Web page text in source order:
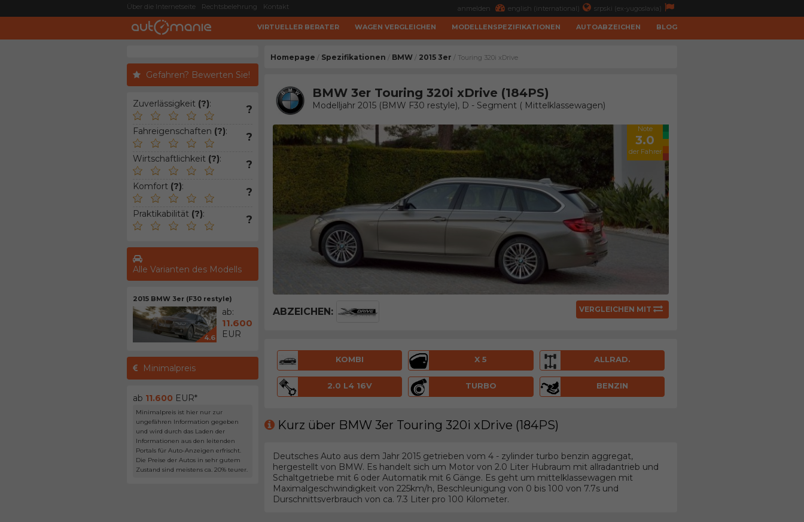
Über die Internetseite Rechtsbelehrung Kontakt anmelden english (international) srpski (ex-yugoslavia)
VIRTUELLER BERATER WAGEN VERGLEICHEN MODELLENSPEZIFIKATIONEN AUTOABZEICHEN BLOG
Gefahren? Bewerten Sie!
Zuverlässigkeit (?): ?
Fahreigenschaften (?): ?
Wirtschaftlichkeit (?): ?
Komfort (?): ?
Praktikabilität (?): ?
Alle Varianten des Modells
2015 BMW 3er (F30 restyle)
4.6
ab:
11.600
EUR
Minimalpreis
ab 11.600 EUR*
Minimalpreis ist hier nur zur
ungefähren Information gegeben
und wird durch das Laden der
Informationen aus den leitenden
Portals für Auto-Anzeigen erfrischt.
Die Preise der Autos in sehr gutem
Zustand sind meistens ca. 20% teurer.
Homepage / Spezifikationen / BMW / 2015 3er / Touring 320i xDrive
BMW 3er Touring 320i xDrive (184PS)
Modelljahr 2015 (BMW F30 restyle), D - Segment ( Mittelklassewagen)
Note
3.0
der Fahrer
ABZEICHEN: VERGLEICHEN MIT
KOMBI X 5 ALLRAD.
2.0 L4 16V TURBO BENZIN
Kurz über BMW 3er Touring 320i xDrive (184PS)
Deutsches Auto aus dem Jahr 2015 getrieben vom 4 - zylinder turbo benzin aggregat,
hergestellt von BMW. Es handelt sich um Motor von 2.0 Liter Hubraum mit allradantrieb und
Schaltgetriebe mit 6 oder Automatik mit 6 Gänge. Es geht um mittelklassewagen mit
Maximalgeschwindigkeit von 225km/h, Beschleunigung von 0 bis 100 von 7.7s und
Durschnittsverbrauch von ca. 7.3 Liter pro 100 Kilometer.